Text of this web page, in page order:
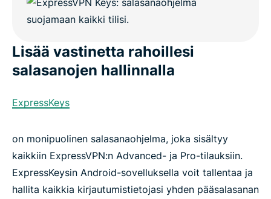
Lisää vastinetta rahoillesi
salasanojen hallinnalla
ExpressKeys
on monipuolinen salasanaohjelma, joka sisältyy
kaikkiin ExpressVPN:n Advanced- ja Pro-tilauksiin.
ExpressKeysin Android-sovelluksella voit tallentaa ja
hallita kaikkia kirjautumistietojasi yhden pääsalasanan